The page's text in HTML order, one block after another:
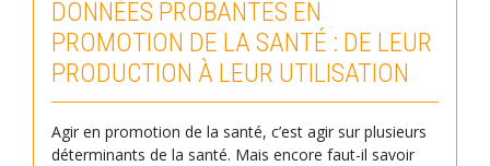
DONNÉES PROBANTES EN
PROMOTION DE LA SANTÉ : DE LEUR
PRODUCTION À LEUR UTILISATION
Agir en promotion de la santé, c’est agir sur plusieurs
déterminants de la santé. Mais encore faut-il savoir